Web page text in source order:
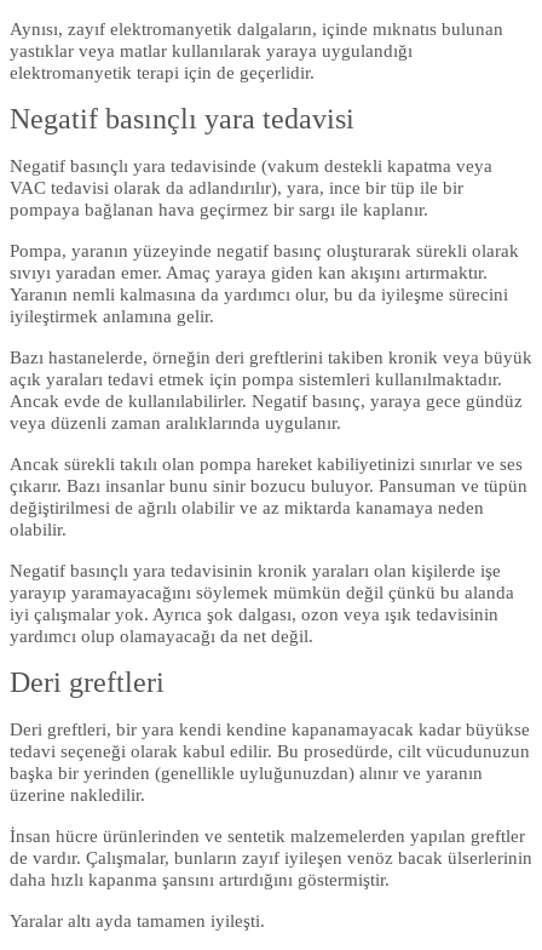
Aynısı, zayıf elektromanyetik dalgaların, içinde mıknatıs bulunan
yastıklar veya matlar kullanılarak yaraya uygulandığı
elektromanyetik terapi için de geçerlidir.
Negatif basınçlı yara tedavisi
Negatif basınçlı yara tedavisinde (vakum destekli kapatma veya
VAC tedavisi olarak da adlandırılır), yara, ince bir tüp ile bir
pompaya bağlanan hava geçirmez bir sargı ile kaplanır.
Pompa, yaranın yüzeyinde negatif basınç oluşturarak sürekli olarak
sıvıyı yaradan emer. Amaç yaraya giden kan akışını artırmaktır.
Yaranın nemli kalmasına da yardımcı olur, bu da iyileşme sürecini
iyileştirmek anlamına gelir.
Bazı hastanelerde, örneğin deri greftlerini takiben kronik veya büyük
açık yaraları tedavi etmek için pompa sistemleri kullanılmaktadır.
Ancak evde de kullanılabilirler. Negatif basınç, yaraya gece gündüz
veya düzenli zaman aralıklarında uygulanır.
Ancak sürekli takılı olan pompa hareket kabiliyetinizi sınırlar ve ses
çıkarır. Bazı insanlar bunu sinir bozucu buluyor. Pansuman ve tüpün
değiştirilmesi de ağrılı olabilir ve az miktarda kanamaya neden
olabilir.
Negatif basınçlı yara tedavisinin kronik yaraları olan kişilerde işe
yarayıp yaramayacağını söylemek mümkün değil çünkü bu alanda
iyi çalışmalar yok. Ayrıca şok dalgası, ozon veya ışık tedavisinin
yardımcı olup olamayacağı da net değil.
Deri greftleri
Deri greftleri, bir yara kendi kendine kapanamayacak kadar büyükse
tedavi seçeneği olarak kabul edilir. Bu prosedürde, cilt vücudunuzun
başka bir yerinden (genellikle uyluğunuzdan) alınır ve yaranın
üzerine nakledilir.
İnsan hücre ürünlerinden ve sentetik malzemelerden yapılan greftler
de vardır. Çalışmalar, bunların zayıf iyileşen venöz bacak ülserlerinin
daha hızlı kapanma şansını artırdığını göstermiştir.
Yaralar altı ayda tamamen iyileşti.